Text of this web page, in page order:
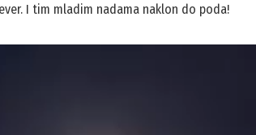
I tim mladim nadama naklon do poda!